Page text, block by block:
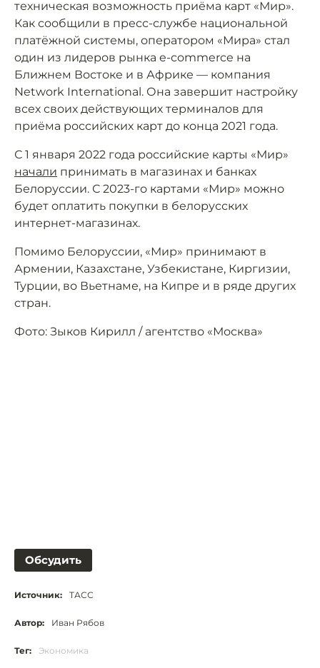
техническая возможность приёма карт «Мир».
Как сообщили в пресс-службе национальной
платёжной системы, оператором «Мира» стал
один из лидеров рынка e-commerce на
Ближнем Востоке и в Африке — компания
Network International. Она завершит настройку
всех своих действующих терминалов для
приёма российских карт до конца 2021 года.
С 1 января 2022 года российские карты «Мир»
начали принимать в магазинах и банках
Белоруссии. С 2023-го картами «Мир» можно
будет оплатить покупки в белорусских
интернет-магазинах.
Помимо Белоруссии, «Мир» принимают в
Армении, Казахстане, Узбекистане, Киргизии,
Турции, во Вьетнаме, на Кипре и в ряде других
стран.
Фото: Зыков Кирилл / агентство «Москва»
Обсудить
Источник: ТАСС
Автор: Иван Рябов
Тег: Экономика